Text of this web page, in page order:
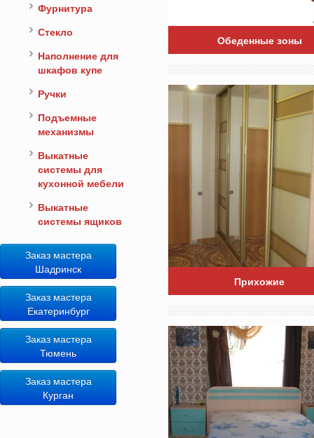
Фурнитура
Стекло
Наполнение для
шкафов купе
Ручки
Подъемные
механизмы
Выкатные
системы для
кухонной мебели
Выкатные
системы ящиков
Заказ мастера
Шадринск
Заказ мастера
Екатеринбург
Заказ мастера
Тюмень
Заказ мастера
Курган
Обеденные зоны
Прихожие